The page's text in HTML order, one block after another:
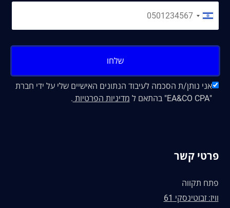
שלחו
אני נותן/ת הסכמה לעיבוד הנתונים האישיים שלי על ידי חברת
"EA&CO CPA" בהתאם ל
מדיניות הפרטיות .
פרטי קשר
פתח תקווה
וויז: זבוטינסקי 61